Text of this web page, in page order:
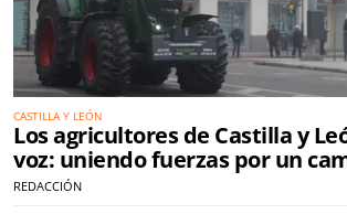
CASTILLA Y LEÓN
Los agricultores de Castilla y
voz: uniendo fuerzas por un
REDACCIÓN